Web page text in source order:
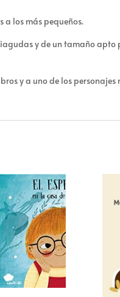
a los más pequeños.
y de un tamaño
y a uno de los